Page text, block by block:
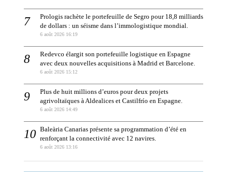
Prologis rachète le portefeuille de Segro pour 18,8 milliards
de dollars : un séisme dans l’immologistique mondial.
6 août 2026 16:19
Redevco élargit son portefeuille logistique en Espagne
avec deux nouvelles acquisitions à Madrid et Barcelone.
6 août 2026 15:12
Plus de huit millions d’euros pour deux projets
agrivoltaïques à Aldealices et Castilfrío en Espagne.
6 août 2026 14:49
Baleària Canarias présente sa programmation d’été en
renforçant la connectivité avec 12 navires.
6 août 2026 13:16